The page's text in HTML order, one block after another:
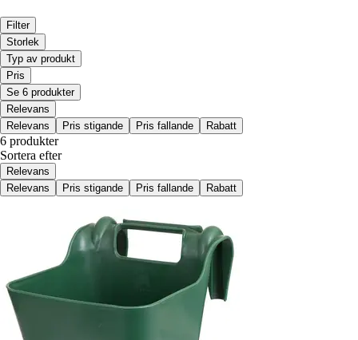
Filter
Storlek
Typ av produkt
Pris
Se 6 produkter
Relevans
Relevans
Pris stigande Pris fallande Rabatt
6 produkter
Sortera efter
Relevans
Relevans
Pris stigande Pris fallande Rabatt